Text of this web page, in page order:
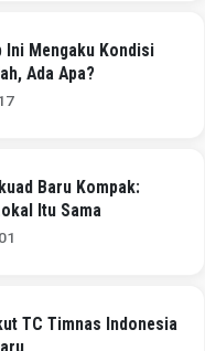
Ini Mengaku Kondisi
Ada Apa?
Baru Kompak:
Itu Sama
TC Timnas Indonesia